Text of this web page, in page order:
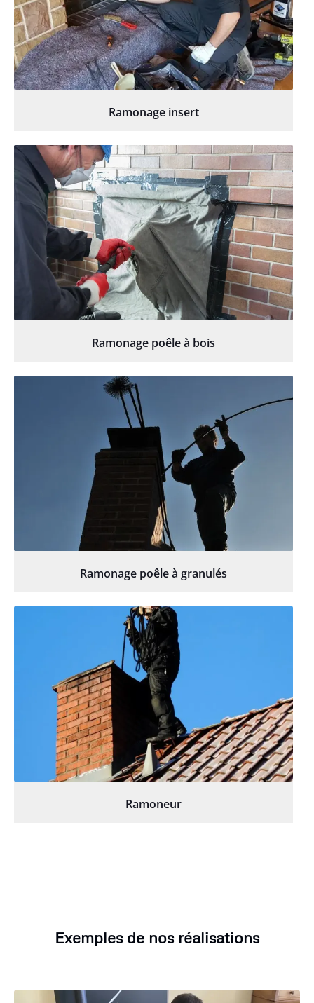
Ramonage insert
Ramonage poêle à bois
Ramonage poêle à granulés
Ramoneur
Exemples de nos réalisations